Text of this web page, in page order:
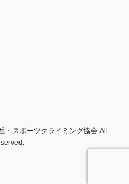
・スポーツクライミング協会 All